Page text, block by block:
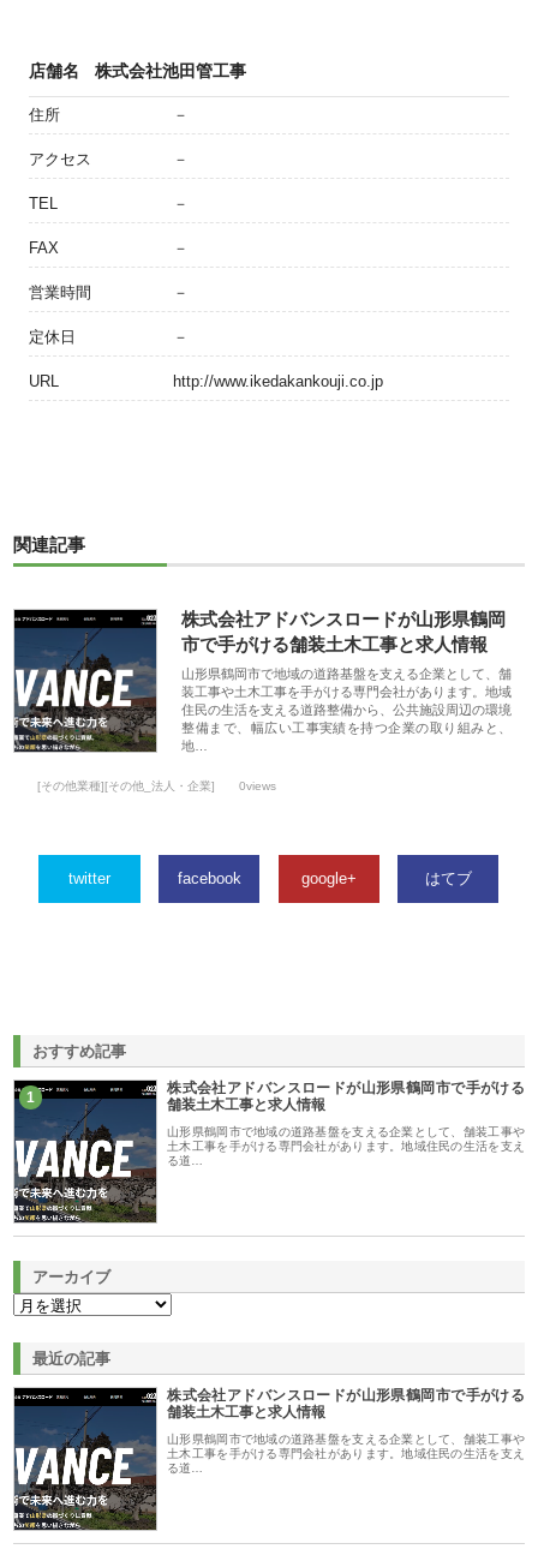
店舗名 株式会社池田管工事
住所 －
アクセス －
TEL －
FAX －
営業時間 －
定休日 －
URL http://www.ikedakankouji.co.jp
関連記事
株式会社アドバンスロードが山形県鶴岡
市で手がける舗装土木工事と求人情報
山形県鶴岡市で地域の道路基盤を支える企業として、舗
装工事や土木工事を手がける専門会社があります。地域
住民の生活を支える道路整備から、公共施設周辺の環境
整備まで、幅広い工事実績を持つ企業の取り組みと、
地…
[その他業種][その他_法人・企業] 0views
twitter facebook google+ はてブ
おすすめ記事
1
株式会社アドバンスロードが山形県鶴岡市で手がける
舗装土木工事と求人情報
山形県鶴岡市で地域の道路基盤を支える企業として、舗装工事や
土木工事を手がける専門会社があります。地域住民の生活を支え
る道…
アーカイブ
最近の記事
株式会社アドバンスロードが山形県鶴岡市で手がける
舗装土木工事と求人情報
山形県鶴岡市で地域の道路基盤を支える企業として、舗装工事や
土木工事を手がける専門会社があります。地域住民の生活を支え
る道…